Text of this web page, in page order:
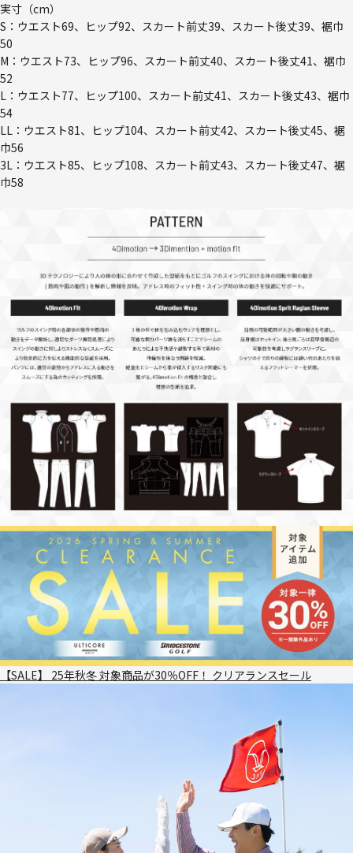
実寸（cm）
S：ウエスト69、ヒップ92、スカート前丈39、スカート後丈39、裾巾
50
M：ウエスト73、ヒップ96、スカート前丈40、スカート後丈41、裾巾
52
L：ウエスト77、ヒップ100、スカート前丈41、スカート後丈43、裾巾
54
LL：ウエスト81、ヒップ104、スカート前丈42、スカート後丈45、裾
巾56
3L：ウエスト85、ヒップ108、スカート前丈43、スカート後丈47、裾
巾58
【SALE】 25年秋冬 対象商品が30％OFF！ クリアランスセール